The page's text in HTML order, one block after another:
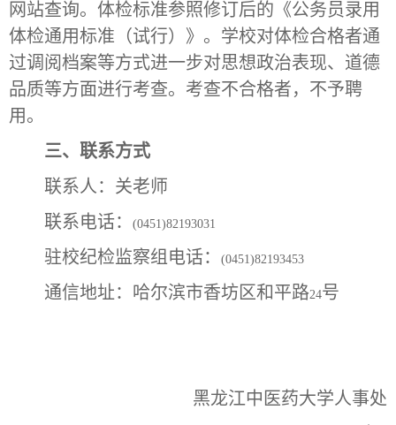
网站查询。体检标准参照修订后的《公务员录用
体检通用标准（试行）》。学校对体检合格者通
过调阅档案等方式进一步对思想政治表现、道德
品质等方面进行考查。考查不合格者，不予聘
用。
三、联系方式
联系人：关老师
联系电话：
(0451)82193031
驻校纪检监察组电话： (0451)82193453
通信地址：哈尔滨市香坊区和平路24号
黑龙江中医药大学人事处